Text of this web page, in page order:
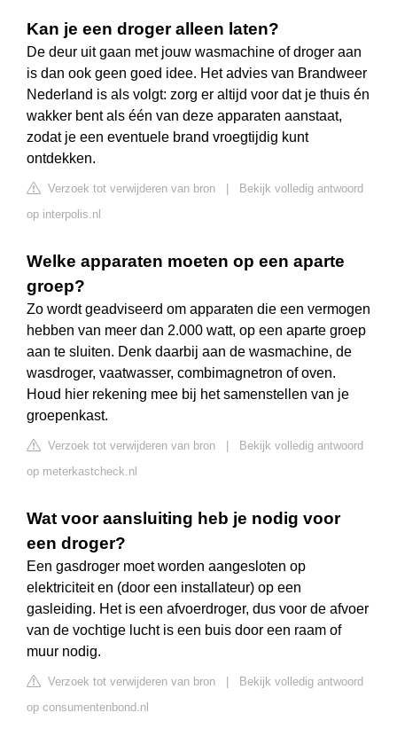
Kan je een droger alleen laten?
De deur uit gaan met jouw wasmachine of droger aan
is dan ook geen goed idee. Het advies van Brandweer
Nederland is als volgt: zorg er altijd voor dat je thuis én
wakker bent als één van deze apparaten aanstaat,
zodat je een eventuele brand vroegtijdig kunt
ontdekken.
Verzoek tot verwijderen van bron
Bekijk volledig antwoord
op interpolis.nl
Welke apparaten moeten op een aparte
groep?
Zo wordt geadviseerd om apparaten die een vermogen
hebben van meer dan 2.000 watt, op een aparte groep
aan te sluiten. Denk daarbij aan de wasmachine, de
wasdroger, vaatwasser, combimagnetron of oven.
Houd hier rekening mee bij het samenstellen van je
groepenkast.
Verzoek tot verwijderen van bron
Bekijk volledig antwoord
op meterkastcheck.nl
Wat voor aansluiting heb je nodig voor
een droger?
Een gasdroger moet worden aangesloten op
elektriciteit en (door een installateur) op een
gasleiding. Het is een afvoerdroger, dus voor de afvoer
van de vochtige lucht is een buis door een raam of
muur nodig.
Verzoek tot verwijderen van bron
Bekijk volledig antwoord
op consumentenbond.nl